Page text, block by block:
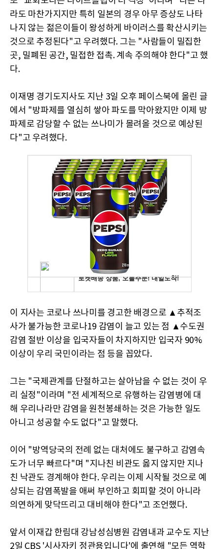
라도 마찬가지지만 특히 일본의 경우 아무 증상도 나타
나지 않는 젊은이들이 왕성하게 바이러스를 확산시키는
것으로 추정된다"고 우려했다. 그는 "사람들이 밀집한
곳, 밀폐된 공간, 밀접한 접촉. 계속 주의해야 한다"고 했
다.
이재명 경기도지사도 지난 3일 오후 페이스북에 올린 글
에서 "방파제를 열심히 쌓아 파도를 막아왔지만 이제 방
파제로 감당할 수 없는 쓰나미가 몰려올 것으로 예상된
다"고 우려했다.
이 지사는 코로나 쓰나미를 경고한 배경으로 ▲추적조
사가 불가능한 코로나19 감염이 늘고 있는 점 ▲수도권
감염 절반 이상을 입국자들이 차지하지만 입국자 90%
이상이 우리 국민이라는 점 등을 꼽았다.
그는 "국제관계를 단절하고는 살아남을 수 없는 것이 우
리 실정"이라며 "전 세계적으로 유행하는 감염병에 대
해 우리나라만 감염을 원천봉쇄하는 것은 가능한 일도
아니고 성공할 수도 없다"고 말했다.
이어 "방역당국의 전례 없는 대처에도 불구하고 감염속
도가 너무 빠르다"며 "지나친 비관도 옳지 않지만 지나
친 낙관도 경계해야 한다. 우리는 이제 시작될 것으로 예
상되는 감염폭발을 애써 부인하고 회피할 것이 아니라
의연하게 맞닥뜨리고 대비해야 한다"고 조언했다.
앞서 이재갑 한림대 강남성심병원 감염내과 교수도 지난
2일 CBS '시사자키 정관용입니다'에 출연해 "모든 역학